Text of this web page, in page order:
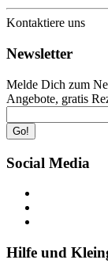
Kontaktiere uns
Newsletter
Melde Dich zum
Angebote, gratis
Go!
Social Media
Hilfe und